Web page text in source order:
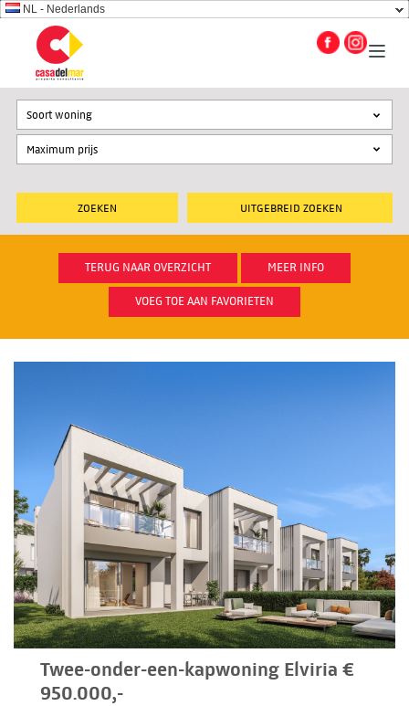
NL - Nederlands
UITGEBREID ZOEKEN
Soort woning
TERUG NAAR OVERZICHT MEER INFO
VOEG TOE AAN FAVORIETEN
Twee-onder-een-kapwoning Elviria €
950.000,-